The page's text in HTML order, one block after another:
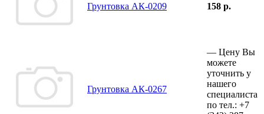
Грунтовка АК-0209 158 р.
Грунтовка АК-0267
— Цену Вы
можете
уточнить у
нашего
специалиста
по тел.: +7